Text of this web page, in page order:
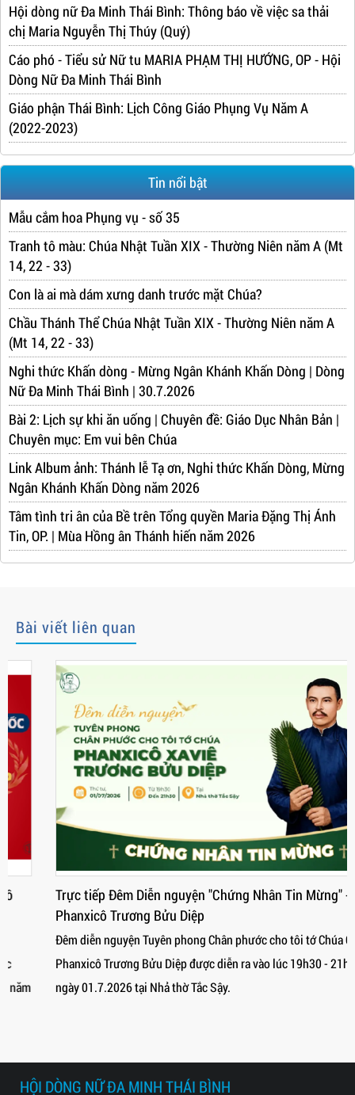
Hội dòng nữ Đa Minh Thái Bình: Thông báo về việc sa thải
chị Maria Nguyễn Thị Thúy (Quý)
Cáo phó - Tiểu sử Nữ tu MARIA PHẠM THỊ HƯỚNG, OP - Hội
Dòng Nữ Đa Minh Thái Bình
Giáo phận Thái Bình: Lịch Công Giáo Phụng Vụ Năm A
(2022-2023)
Tin nổi bật
Mẫu cắm hoa Phụng vụ - số 35
Tranh tô màu: Chúa Nhật Tuần XIX - Thường Niên năm A (Mt
14, 22 - 33)
Con là ai mà dám xưng danh trước mặt Chúa?
Chầu Thánh Thể Chúa Nhật Tuần XIX - Thường Niên năm A
(Mt 14, 22 - 33)
Nghi thức Khấn dòng - Mừng Ngân Khánh Khấn Dòng | Dòng
Nữ Đa Minh Thái Bình | 30.7.2026
Bài 2: Lịch sự khi ăn uống | Chuyên đề: Giáo Dục Nhân Bản |
Chuyên mục: Em vui bên Chúa
Link Album ảnh: Thánh lễ Tạ ơn, Nghi thức Khấn Dòng, Mừng
Ngân Khánh Khấn Dòng năm 2026
Tâm tình tri ân của Bề trên Tổng quyền Maria Đặng Thị Ánh
Tin, OP. | Mùa Hồng ân Thánh hiến năm 2026
Bài viết liên quan
Trực tiếp Đêm Diễn nguyện "Chứng Nhân Tin Mừng" - Cha
Phanxicô Trương Bửu Diệp
Đêm diễn nguyện Tuyên phong Chân phước cho tôi tớ Chúa Cha
Phanxicô Trương Bửu Diệp được diễn ra vào lúc 19h30 - 21h30
ngày 01.7.2026 tại Nhả thờ Tắc Sậy.
HỘI DÒNG NỮ ĐA MINH THÁI BÌNH